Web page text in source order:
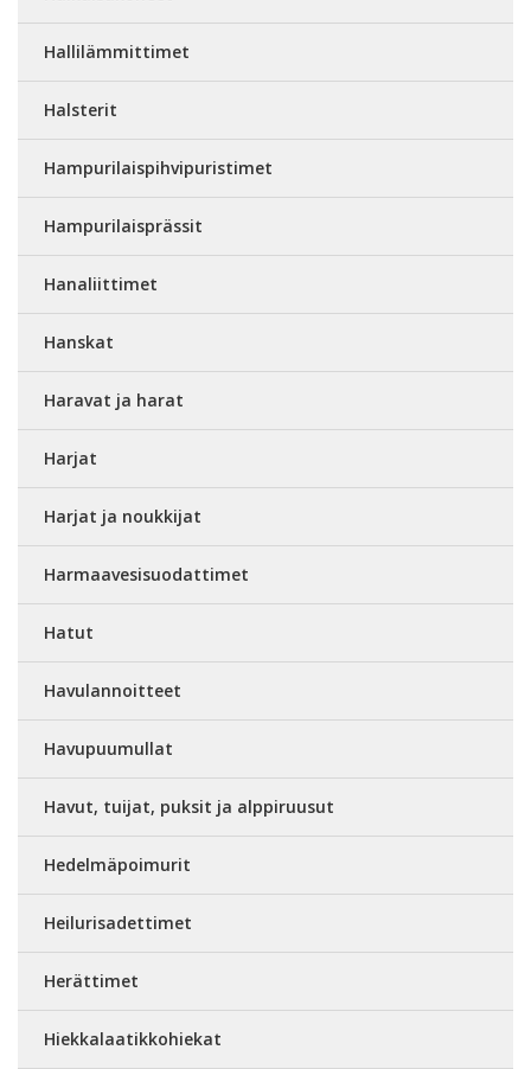
Hallilämmittimet
Halsterit
Hampurilaispihvipuristimet
Hampurilaisprässit
Hanaliittimet
Hanskat
Haravat ja harat
Harjat
Harjat ja noukkijat
Harmaavesisuodattimet
Hatut
Havulannoitteet
Havupuumullat
Havut, tuijat, puksit ja alppiruusut
Hedelmäpoimurit
Heilurisadettimet
Herättimet
Hiekkalaatikkohiekat